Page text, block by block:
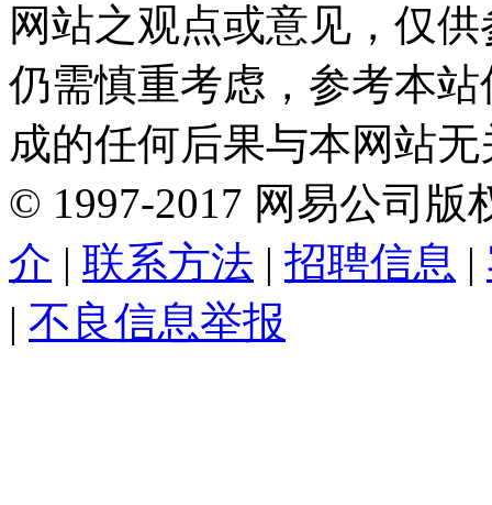
网站之观点或意见，仅
仍需慎重考虑，参考本
成的任何后果与本网站
© 1997-2017 网易公司版
介 | 联系方法 | 招聘信息 |
| 不良信息举报